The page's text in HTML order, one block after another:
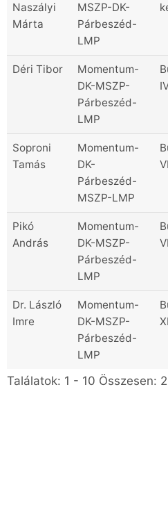
Naszályi
Márta
MSZP-DK-
Párbeszéd-
LMP
Déri Tibor
Momentum-
DK-MSZP-
Párbeszéd-
LMP
Soproni
Tamás
Momentum-
DK-
Párbeszéd-
MSZP-LMP
Pikó
András
Momentum-
DK-MSZP-
Párbeszéd-
LMP
Dr. László
Imre
Momentum-
DK-MSZP-
Párbeszéd-
LMP
Találatok: 1 - 10 Összesen: